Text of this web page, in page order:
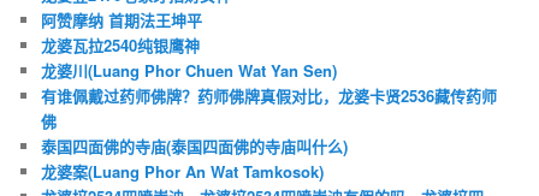
阿赞摩纳 首期法王坤平
龙婆瓦拉2540纯银鹰神
龙婆川(Luang Phor Chuen Wat Yan Sen)
有谁佩戴过药师佛牌？药师佛牌真假对比，龙婆卡贤2536藏传药师
佛
泰国四面佛的寺庙(泰国四面佛的寺庙叫什么)
龙婆案(Luang Phor An Wat Tamkosok)